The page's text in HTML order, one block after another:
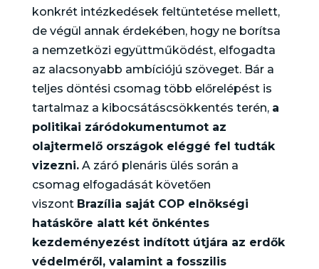
konkrét intézkedések feltüntetése mellett,
de végül annak érdekében, hogy ne borítsa
a nemzetközi együttműködést, elfogadta
az alacsonyabb ambíciójú szöveget. Bár a
teljes döntési csomag több előrelépést is
tartalmaz a kibocsátáscsökkentés terén, a
politikai záródokumentumot az
olajtermelő országok eléggé fel tudták
vizezni.A záró plenáris ülés során a
csomag elfogadását követően
viszont Brazília saját COP elnökségi
hatásköre alatt két önkéntes
kezdeményezést indított útjára az erdők
védelméről, valamint a fosszilis